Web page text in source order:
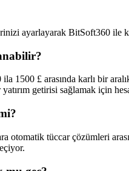
ayarlayarak BitSoft360
1500 £ arasında karlı bir
getirisi sağlamak için
otomatik tüccar çözümleri